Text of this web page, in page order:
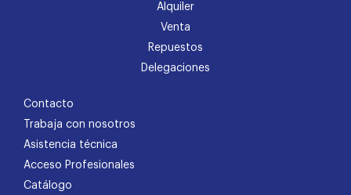
Alquiler
Venta
Repuestos
Delegaciones
Contacto
Trabaja con nosotros
Asistencia técnica
Acceso Profesionales
Catálogo